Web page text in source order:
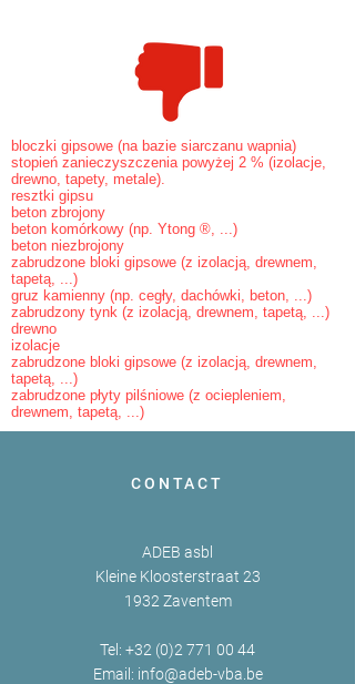
bloczki gipsowe (na bazie siarczanu wapnia)
stopień zanieczyszczenia powyżej 2 % (izolacje,
drewno, tapety, metale).
resztki gipsu
beton zbrojony
beton komórkowy (np. Ytong ®, ...)
beton niezbrojony
zabrudzone bloki gipsowe (z izolacją, drewnem,
tapetą, ...)
gruz kamienny (np. cegły, dachówki, beton, ...)
zabrudzony tynk (z izolacją, drewnem, tapetą, ...)
drewno
izolacje
zabrudzone bloki gipsowe (z izolacją, drewnem,
tapetą, ...)
zabrudzone płyty pilśniowe (z ociepleniem,
drewnem, tapetą, ...)
CONTACT
ADEB asbl
Kleine Kloosterstraat 23
1932 Zaventem
Tel: +32 (0)2 771 00 44
Email: info@adeb-vba.be